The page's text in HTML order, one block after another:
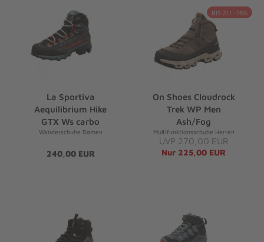
La Sportiva
Aequilibrium Hike
GTX Ws carbo
Wanderschuhe Damen
240,00 EUR
BIS ZU -16%
On Shoes Cloudrock
Trek WP Men
Ash/Fog
Multifunktionsschuhe Herren
UVP 270,00 EUR
Nur 225,00 EUR